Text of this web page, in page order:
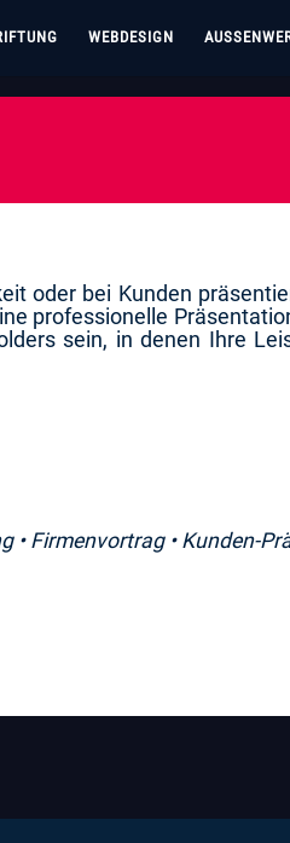
WEBDESIGN
oder bei Kunden
professionelle
sein, in denen Ihre
• Firmenvortrag • Kunden-